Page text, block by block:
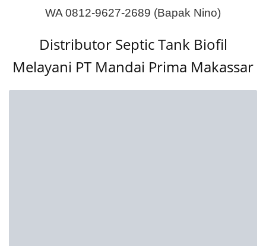
WA 0812-9627-2689 (Bapak Nino)
Distributor Septic Tank Biofil
Melayani PT Mandai Prima Makassar